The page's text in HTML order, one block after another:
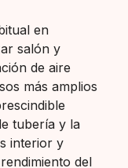
en
salón y
de aire
más amplios
tubería y la
interior y
del